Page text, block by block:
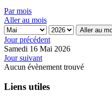
Par mois
Aller au mois
Aller au
Jour précédent
Samedi 16 Mai 2026
Jour suivant
Aucun évènement trouvé
Liens utiles